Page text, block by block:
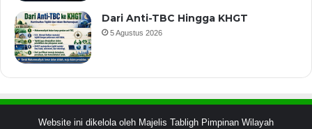
Dari Anti-TBC Hingga KHGT
5 Agustus 2026
Website ini dikelola oleh Majelis Tabligh Pimpinan Wilayah